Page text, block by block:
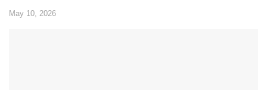
May 10, 2026